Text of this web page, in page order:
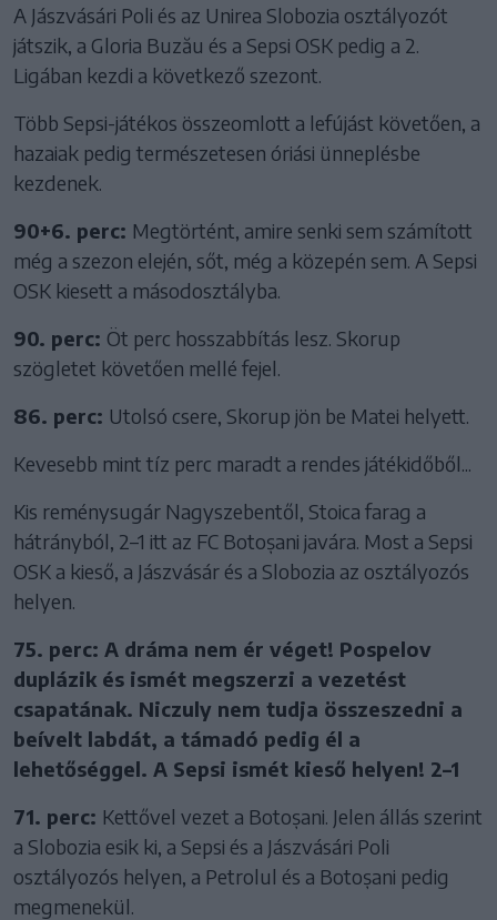
A Jászvásári Poli és az Unirea Slobozia osztályozót
játszik, a Gloria Buzău és a Sepsi OSK pedig a 2.
Ligában kezdi a következő szezont.
Több Sepsi-játékos összeomlott a lefújást követően, a
hazaiak pedig természetesen óriási ünneplésbe
kezdenek.
90+6. perc: Megtörtént, amire senki sem számított
még a szezon elején, sőt, még a közepén sem. A Sepsi
OSK kiesett a másodosztályba.
90. perc: Öt perc hosszabbítás lesz. Skorup
szögletet követően mellé fejel.
86. perc: Utolsó csere, Skorup jön be Matei helyett.
Kevesebb mint tíz perc maradt a rendes játékidőből...
Kis reménysugár Nagyszebentől, Stoica farag a
hátrányból, 2–1 itt az FC Botoșani javára. Most a Sepsi
OSK a kieső, a Jászvásár és a Slobozia az osztályozós
helyen.
75. perc: A dráma nem ér véget! Pospelov
duplázik és ismét megszerzi a vezetést
csapatának. Niczuly nem tudja összeszedni a
beívelt labdát, a támadó pedig él a
lehetőséggel. A Sepsi ismét kieső helyen! 2–1
71. perc: Kettővel vezet a Botoșani. Jelen állás szerint
a Slobozia esik ki, a Sepsi és a Jászvásári Poli
osztályozós helyen, a Petrolul és a Botoșani pedig
megmenekül.